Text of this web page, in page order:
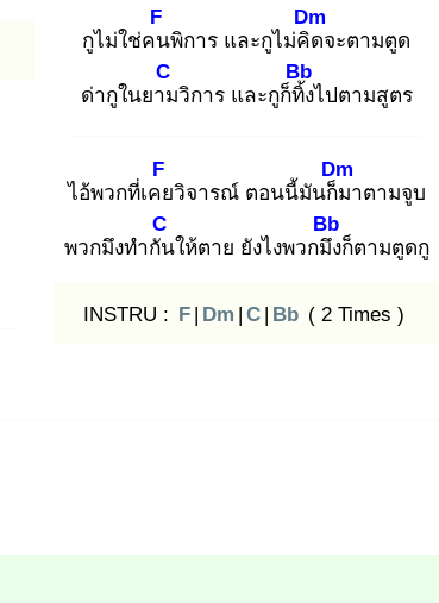
กูไม่ใช่คน
F
พิการ และกูไม่คิด
Dm
จะตามตูด
ด่ากูในยาม
C
วิการ และกูก็ทิ้ง
Bb
ไปตามสูตร
ไอ้พวกที่เคย
F
วิจารณ์ ตอนนี้มันก็ม
Dm
าตามจูบ
พวกมึงทำกัน
C
ให้ตาย ยังไงพวกมึง
Bb
ก็ตามตูดกู
INSTRU : F | Dm | C | Bb ( 2 Times )